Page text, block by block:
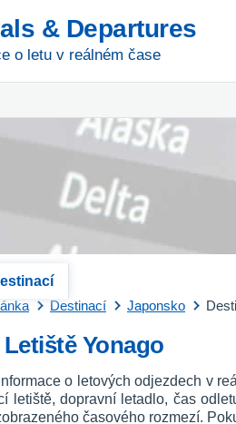
& Departures
o letu v reálném čase
Destinací Japonsko
Yonago
o letových odjezdech v
letiště, dopravní letadlo, čas
časového rozmezí.